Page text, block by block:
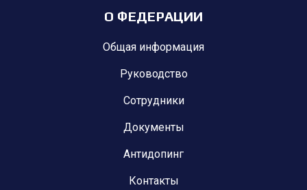
О ФЕДЕРАЦИИ
Общая информация
Руководство
Сотрудники
Документы
Антидопинг
Контакты